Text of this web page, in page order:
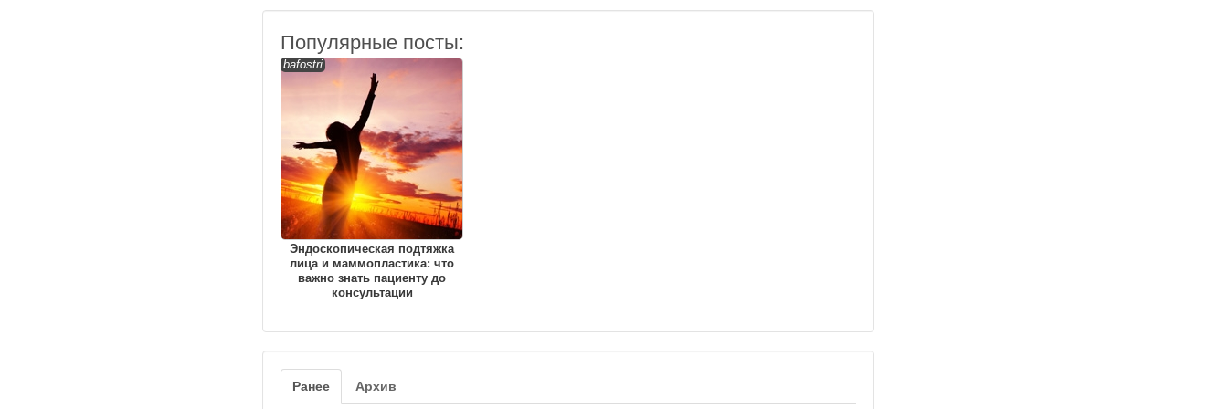
Популярные посты:
bafostri
Эндоскопическая подтяжка
лица и маммопластика: что
важно знать пациенту до
консультации
Ранее Архив